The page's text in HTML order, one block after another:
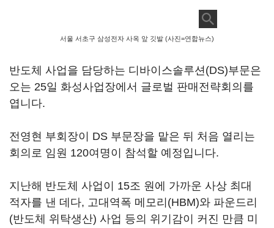
서울 서초구 삼성전자 사옥 앞 깃발 (사진=연합뉴스)
반도체 사업을 담당하는 디바이스솔루션(DS)부문은
오는 25일 화성사업장에서 글로벌 판매전략회의를
엽니다.
전영현 부회장이 DS 부문장을 맡은 뒤 처음 열리는
회의로 임원 120여명이 참석할 예정입니다.
지난해 반도체 사업이 15조 원에 가까운 사상 최대
적자를 낸 데다, 고대역폭 메모리(HBM)와 파운드리
(반도체 위탁생산) 사업 등의 위기감이 커진 만큼 미